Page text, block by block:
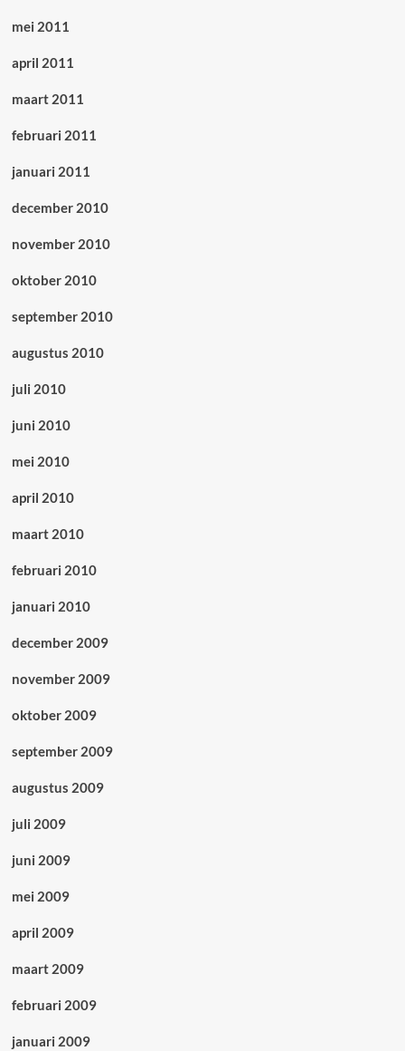
mei 2011
april 2011
maart 2011
februari 2011
januari 2011
december 2010
november 2010
oktober 2010
september 2010
augustus 2010
juli 2010
juni 2010
mei 2010
april 2010
maart 2010
februari 2010
januari 2010
december 2009
november 2009
oktober 2009
september 2009
augustus 2009
juli 2009
juni 2009
mei 2009
april 2009
maart 2009
februari 2009
januari 2009